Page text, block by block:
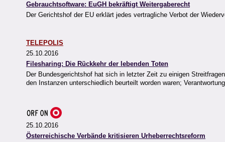
Gebrauchtsoftware: EuGH bekräftigt Weitergaberecht
Der Gerichtshof der EU erklärt jedes vertragliche Verbot der
TELEPOLIS
25.10.2016
Filesharing: Die Rückkehr der lebenden Toten
Der Bundesgerichtshof hat sich in letzter Zeit zu einigen
den Instanzen unterschiedlich beurteilt worden waren;
25.10.2016
Österreichische Verbände kritisieren Urheberrechtsreform